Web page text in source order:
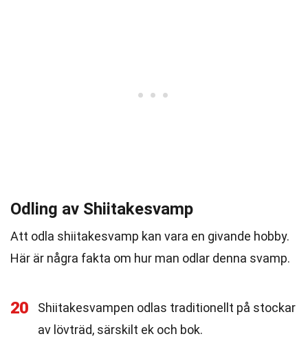
Odling av Shiitakesvamp
Att odla shiitakesvamp kan vara en givande hobby.
Här är några fakta om hur man odlar denna svamp.
20
Shiitakesvampen odlas traditionellt på stockar
av lövträd, särskilt ek och bok.